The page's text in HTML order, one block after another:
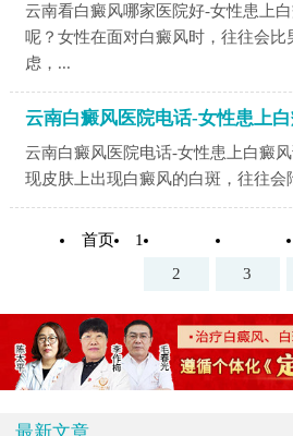
云南看白癜风哪家医院好-女性患上
呢？女性在面对白癜风时，往往会比
虑，...
云南白癜风医院电话-女性患上
云南白癜风医院电话-女性患上白癜
现皮肤上出现白癜风的白斑，往往会
首页
1
2
3